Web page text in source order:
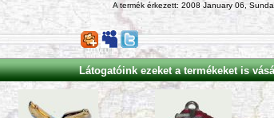
A termék érkezett: 2008 January 06,
Látogatóink ezeket a termékeket is